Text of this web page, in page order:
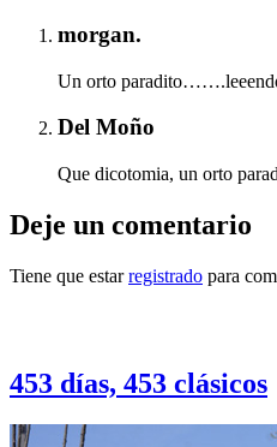
morgan.
Un orto
Del Moño
Que dicotomia, un orto
Deje un comentario
Tiene que estarregistrado para
453 días, 453 clásicos